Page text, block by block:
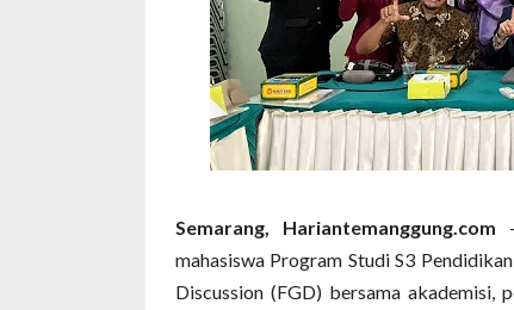
Semarang, Hariantemanggung.com
mahasiswa Program Studi S3
Discussion (FGD) bersama akademisi,